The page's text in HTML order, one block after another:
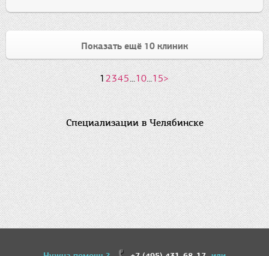
Показать ещё 10 клиник
12345...10...15>
Специализации в Челябинске